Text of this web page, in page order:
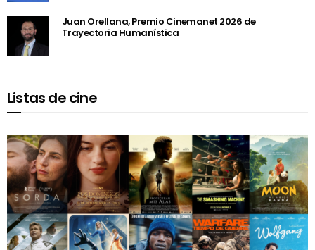
Juan Orellana, Premio Cinemanet 2026 de
Trayectoria Humanística
Listas de cine